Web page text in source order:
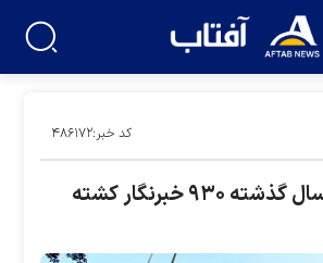
کد خبر:۴۸۶۱۷۲
یونسکو: در ۱۰ سال گذشته ۹۳۰ خبرنگار کشته